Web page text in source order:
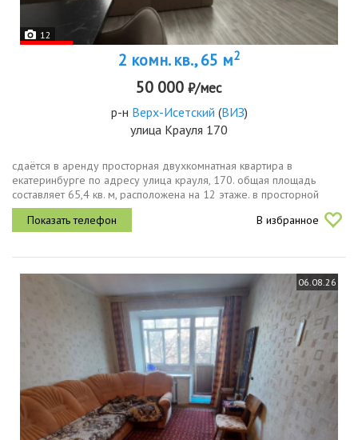
12
2 комн. кв., 65 м2
50 000 ₽/мес
р-н Верх-Исетский (ВИЗ)
улица Крауля 170
сдаётся в аренду просторная двухкомнатная квартира в
екатеринбурге по адресу улица крауля, 170. общая площадь
составляет 65,4 кв. м, расположена на 12 этаже. в просторной
кухне совмещенной с гостиной есть вся необходимая мебель и
техника...
В избранное
06.08.26